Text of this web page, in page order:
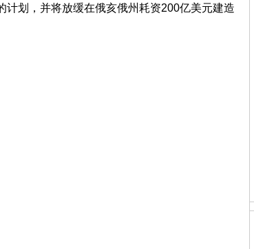
划，并将放缓在俄亥俄州耗资200亿美元建造